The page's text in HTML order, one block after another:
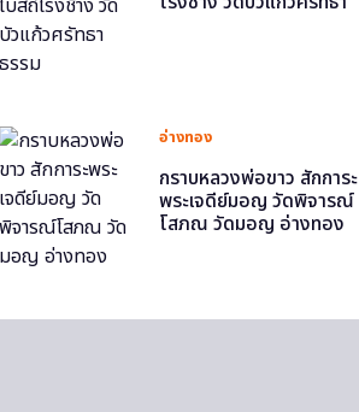
อ่างทอง
กราบหลวงพ่อขาว สักการะ
พระเจดีย์มอญ วัดพิจารณ์
โสภณ วัดมอญ อ่างทอง